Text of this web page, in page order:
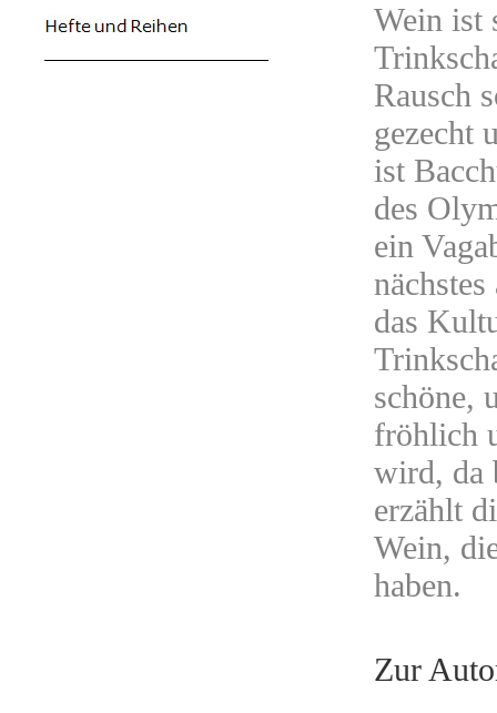
Wein ist
Rausch
gezecht
ist
des
ein
das
schöne,
fröhlich
wird, da
erzählt
Wein,
haben.
Zur